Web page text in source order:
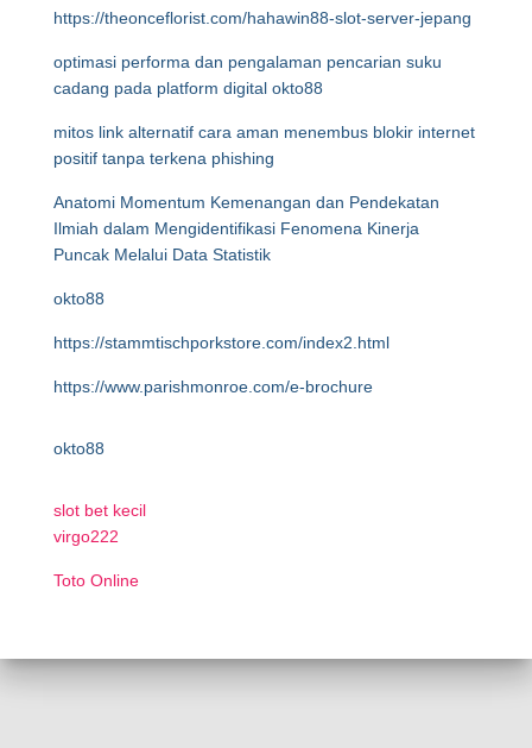
https://theonceflorist.com/hahawin88-slot-server-jepang
optimasi performa dan pengalaman pencarian suku
cadang pada platform digital okto88
mitos link alternatif cara aman menembus blokir internet
positif tanpa terkena phishing
Anatomi Momentum Kemenangan dan Pendekatan
Ilmiah dalam Mengidentifikasi Fenomena Kinerja
Puncak Melalui Data Statistik
okto88
https://stammtischporkstore.com/index2.html
https://www.parishmonroe.com/e-brochure
okto88
slot bet kecil
virgo222
Toto Online